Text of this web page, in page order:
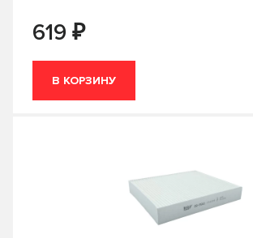
619 ₽
В КОРЗИНУ